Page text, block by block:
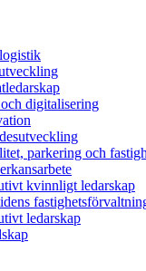
digitalisering
parkering och
kvinnligt ledarskap
ledarskap